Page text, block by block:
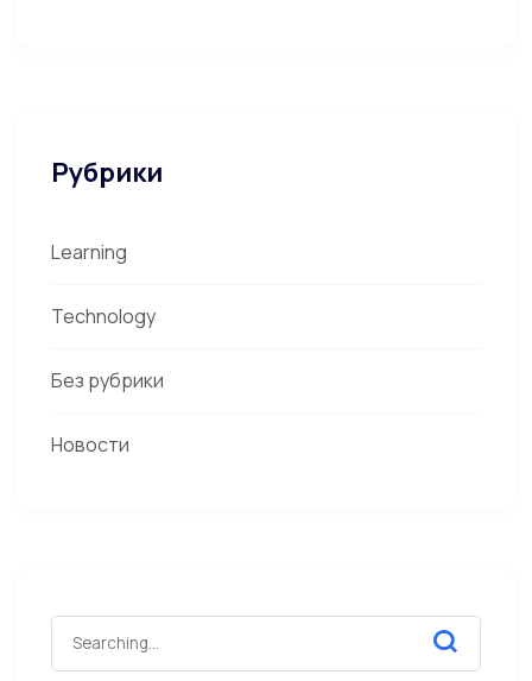
Рубрики
Learning
Technology
Без рубрики
Новости